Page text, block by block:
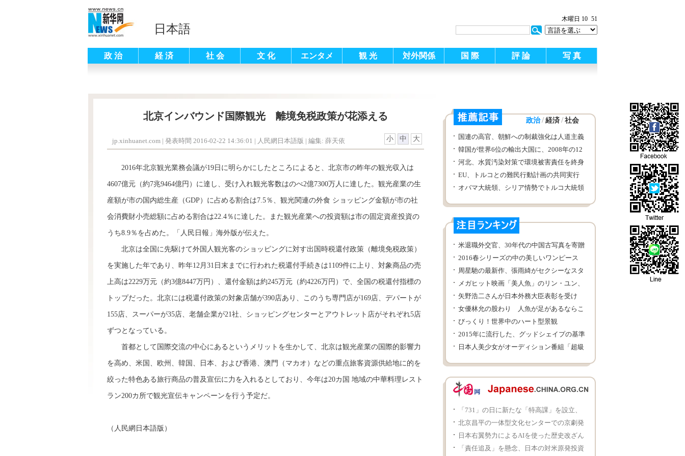
日本語
木曜日 10 51
政 治 経 済 社 会 文 化 エンタメ 観 光 対外関係 国 際 評 論 写 真
北京インバウンド国際観光 離境免税政策が花添える
jp.xinhuanet.com | 発表時間 2016-02-22 14:36:01 | 人民網日本語版 | 編集: 薛天依 小 中 大
2016年北京観光業務会議が19日に明らかにしたところによると、北京市の昨年の観光収入は
4607億元（約7兆9464億円）に達し、受け入れ観光客数はのべ2億7300万人に達した。観光産業の生
産額が市の国内総生産（GDP）に占める割合は7.5％、観光関連の外食 ショッピング金額が市の社
会消費財小売総額に占める割合は22.4％に達した。また観光産業への投資額は市の固定資産投資の
うち8.9％を占めた。「人民日報」海外版が伝えた。
北京は全国に先駆けて外国人観光客のショッピングに対す出国時税還付政策（離境免税政策）
を実施した年であり、昨年12月31日末までに行われた税還付手続きは1109件に上り、対象商品の売
上高は2229万元（約3億8447万円）、還付金額は約245万元（約4226万円）で、全国の税還付指標の
トップだった。北京には税還付政策の対象店舗が390店あり、このうち専門店が169店、デパートが
155店、スーパーが35店、老舗企業が21社、ショッピングセンターとアウトレット店がそれぞれ5店
ずつとなっている。
首都として国際交流の中心にあるというメリットを生かして、北京は観光産業の国際的影響力
を高め、米国、欧州、韓国、日本、および香港、澳門（マカオ）などの重点旅客資源供給地に的を
絞った特色ある旅行商品の普及宣伝に力を入れるとしており、今年は20カ国 地域の中華料理レスト
ラン200カ所で観光宣伝キャンペーンを行う予定だ。
（人民網日本語版）
政治 / 経済 / 社会
国連の高官、朝鮮への制裁強化は人道主義
的な影響を考慮すべき
韓国が世界6位の輸出大国に、2008年の12
位から躍進続く
河北、水質汚染対策で環境被害責任を終身
追及
EU、トルコとの難民行動計画の共同実行
を強調
オバマ大統領、シリア情勢でトルコ大統領
米退職外交官、30年代の中国古写真を寄贈
2016春シリーズの中の美しいワンピース
TOP30
周星馳の最新作、張雨綺がセクシーなスタ
イルを披露
メガヒット映画「美人魚」のリン・ユン、
「演技派」を証明
矢野浩二さんが日本外務大臣表彰を受け
女優林允の股わり 人魚が足があるならこ
うだよ
びっくり！世界中のハート型景観
2015年に流行した、グッドシェイプの基準
日本人美少女がオーディション番組「超級